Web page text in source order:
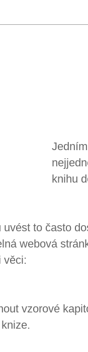
knihu
to často
webová
věci:
vzorové